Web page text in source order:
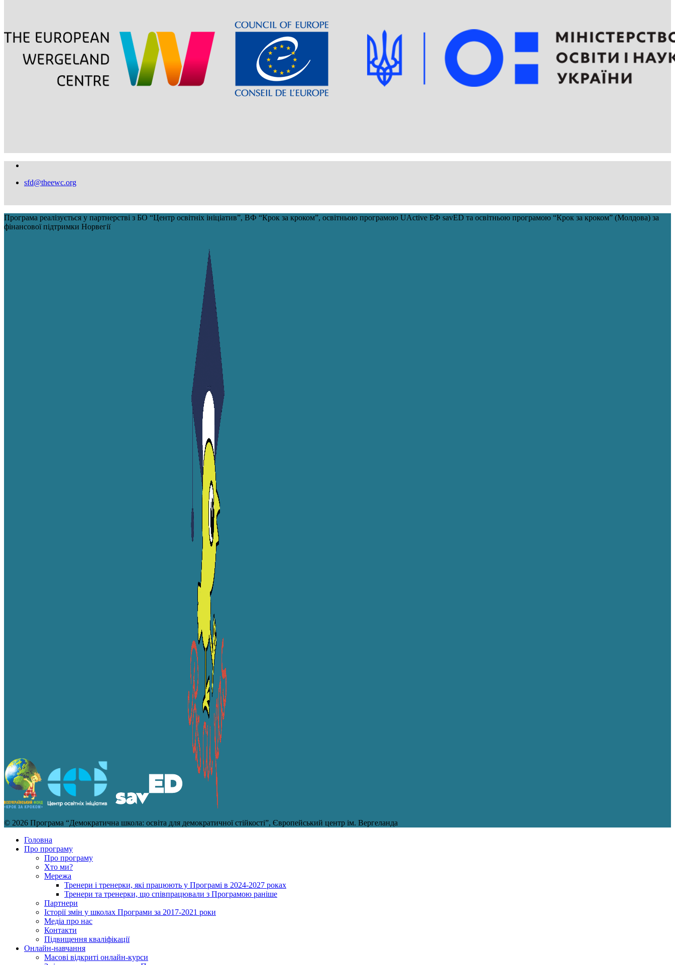
sfd@theewc.org
Програма реалізується у партнерстві з БО “Центр освітніх ініціатив”, ВФ “Крок за кроком”, освітньою програмою UActive БФ savED та освітньою програмою “Крок за кроком” (Молдова) за
фінансової підтримки Норвегії
© 2026 Програма “Демократична школа: освіта для демократичної стійкості”, Європейський центр ім. Вергеланда
Головна
Про програму
Про програму
Хто ми?
Мережа
Тренери і тренерки, які працюють у Програмі в 2024-2027 роках
Тренери та тренерки, що співпрацювали з Програмою раніше
Партнери
Історії змін у школах Програми за 2017-2021 роки
Медіа про нас
Контакти
Підвищення кваліфікації
Онлайн-навчання
Масові відкриті онлайн-курси